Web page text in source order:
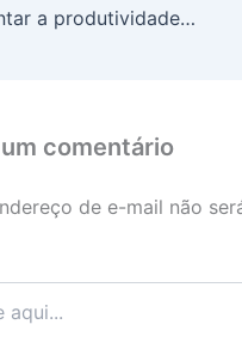
Como aumentar a produtividade do escritório com espaços revitalizados?
comentário
de e-mail não